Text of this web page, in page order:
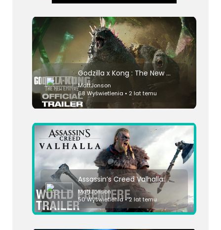
Godzilla x Kong : The New Empire | Official Trailer
MattJonson
68 Wyświetlenia • 2 lat temu
Assassin’s Creed Valhalla: Cinematic World Premiere Trailer | Ubisoft [NA]
MattJonson
50 Wyświetlenia • 2 lat temu